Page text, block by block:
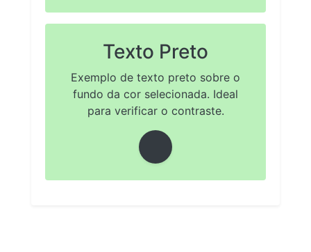
Texto Preto
Exemplo de texto preto sobre o
fundo da cor selecionada. Ideal
para verificar o contraste.